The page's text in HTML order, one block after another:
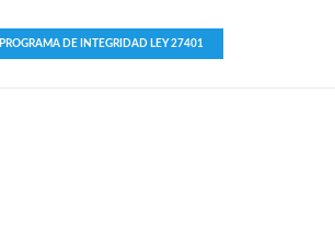
PROGRAMA DE INTEGRIDAD LEY 27401